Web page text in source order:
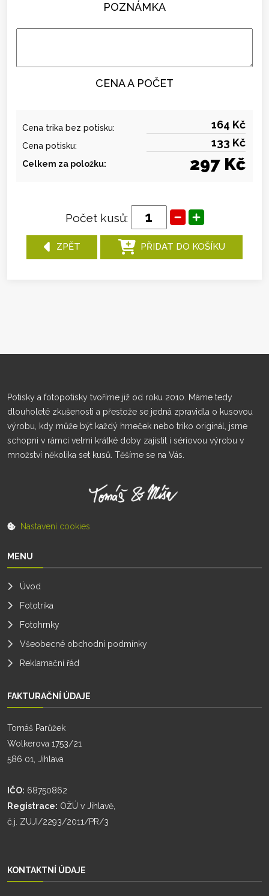
POZNÁMKA
CENA A POČET
Cena trika bez potisku: 164 Kč
Cena potisku: 133 Kč
Celkem za položku: 297 Kč
Počet kusů:
ZPĚT PŘIDAT DO KOŠÍKU
Potisky a fotopotisky tvoříme již od roku 2010. Máme tedy
dlouholeté zkušenosti a přestože se jedná zpravidla o kusovou
výrobu, kdy může být každý hrneček nebo triko originál, jsme
schopni v rámci velmi krátké doby zajistit i sériovou výrobu v
množství několika set kusů. Těšíme se na Vás.
Nastavení cookies
MENU
Úvod
Fototrika
Fotohrnky
Všeobecné obchodní podmínky
Reklamační řád
FAKTURAČNÍ ÚDAJE
Tomáš Parůžek
Wolkerova 1753/21
586 01, Jihlava
IČO: 68750862
Registrace: OŽÚ v Jihlavě,
č.j. ZUJI/2293/2011/PR/3
KONTAKTNÍ ÚDAJE